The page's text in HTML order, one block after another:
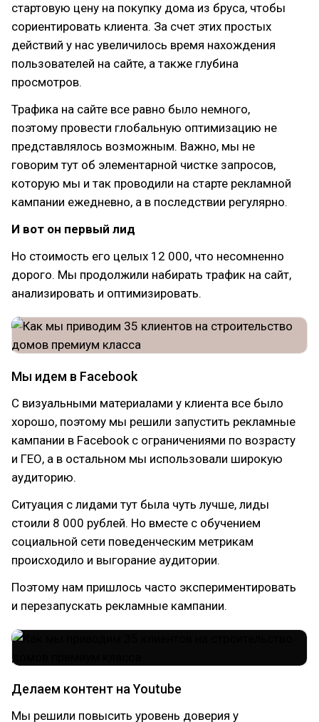
стартовую цену на покупку дома из бруса, чтобы
сориентировать клиента. За счет этих простых
действий у нас увеличилось время нахождения
пользователей на сайте, а также глубина
просмотров.
Трафика на сайте все равно было немного,
поэтому провести глобальную оптимизацию не
представлялось возможным. Важно, мы не
говорим тут об элементарной чистке запросов,
которую мы и так проводили на старте рекламной
кампании ежедневно, а в последствии регулярно.
И вот он первый лид
Но стоимость его целых 12 000, что несомненно
дорого. Мы продолжили набирать трафик на сайт,
анализировать и оптимизировать.
Мы идем в Facebook
С визуальными материалами у клиента все было
хорошо, поэтому мы решили запустить рекламные
кампании в Facebook с ограничениями по возрасту
и ГЕО, а в остальном мы использовали широкую
аудиторию.
Ситуация с лидами тут была чуть лучше, лиды
стоили 8 000 рублей. Но вместе с обучением
социальной сети поведенческим метрикам
происходило и выгорание аудитории.
Поэтому нам пришлось часто экспериментировать
и перезапускать рекламные кампании.
Делаем контент на Youtube
Мы решили повысить уровень доверия у